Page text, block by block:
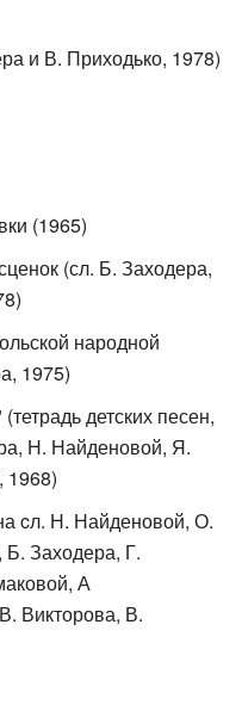
и В. Приходько, 1978)
(1965)
(сл. Б. Заходера,
народной
1975)
детских песен,
Н. Найденовой, Я.
cл. Н. Найденовой, О.
Б. Заходера, Г.
А
Викторова, В.